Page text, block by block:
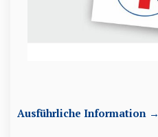
Ausführliche Information →